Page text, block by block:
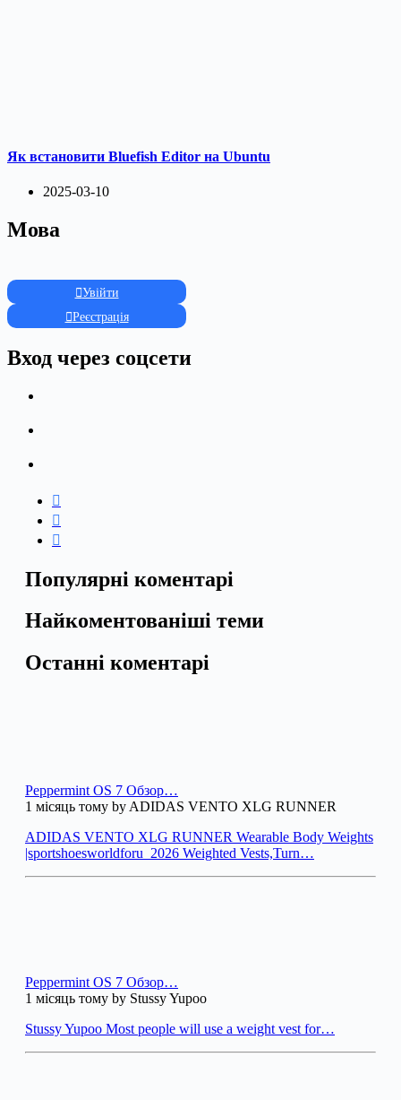
Як встановити Bluefish Editor на Ubuntu
2025-03-10
Мова
Увійти
Реєстрація
Вход через соцсети
Популярні коментарі
Найкоментованіші теми
Останні коментарі
Peppermint OS 7 Обзор…
1 місяць тому by ADIDAS VENTO XLG RUNNER
ADIDAS VENTO XLG RUNNER Wearable Body Weights
|sportshoesworldforu_2026 Weighted Vests,Turn…
Peppermint OS 7 Обзор…
1 місяць тому by Stussy Yupoo
Stussy Yupoo Most people will use a weight vest for…